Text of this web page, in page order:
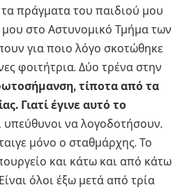
πράγματα του παιδιού μου
μου στο Αστυνομικό Τμήμα των
για ποιο λόγο σκοτώθηκε
φοιτήτρια. Δύο τρένα στην
τίποτα από τα
Γιατί έγινε αυτό το
υπεύθυνοι να λογοδοτήσουν.
μόνο ο σταθμάρχης. Το
και κάτω και από κάτω
όλοι έξω μετά από τρία